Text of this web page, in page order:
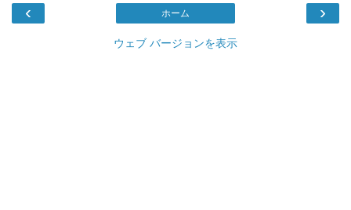
‹ ›
ホーム
ウェブ バージョンを表示